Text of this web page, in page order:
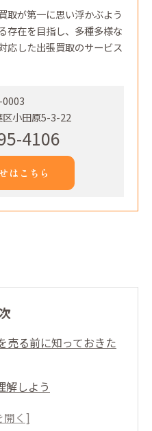
取が第一に思い浮かぶよう
存在を目指し、多種多様な
応した出張買取のサービス
区小田原5-3-22
4106
はこちら
売る前に知っておきた
解しよう
ドをチェック